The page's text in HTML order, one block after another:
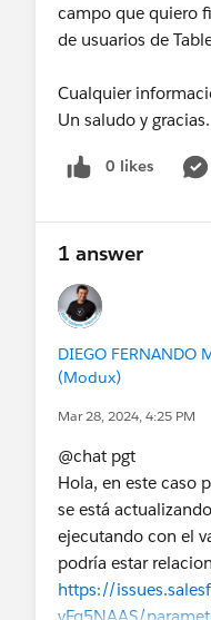
campo que quiero
de usuarios de
Cualquier
Un saludo y gracias.
0 likes
1 answer
DIEGO FERNANDO
(Modux)
Mar 28, 2024, 4:25 PM
@chat pgt​
Hola, en este caso
se está
ejecutando con el
podría estar
https://
yFq5NAAS/